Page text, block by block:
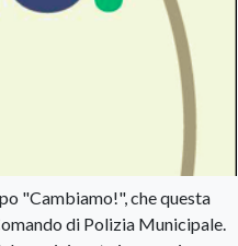
"Cambiamo!", che questa
di Polizia Municipale.